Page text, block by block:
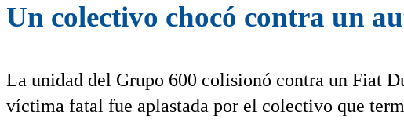
Un colectivo chocó contra un
La unidad del Grupo 600 colisionó contra un Fiat
víctima fatal fue aplastada por el colectivo que